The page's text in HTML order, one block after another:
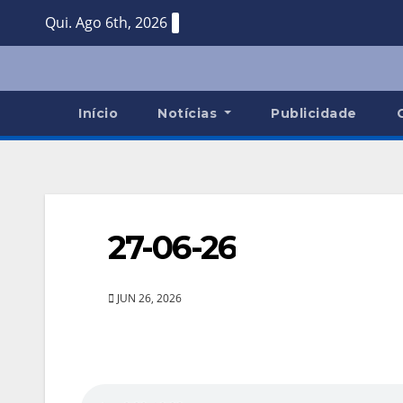
Qui. Ago 6th, 2026
Início Notícias Publicidade
27-06-26
JUN 26, 2026